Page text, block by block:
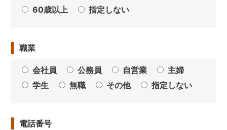
60歳以上
指定しない
職業
会社員 公務員 自営業
主婦
学生
無職 その他 指定しない
電話番号